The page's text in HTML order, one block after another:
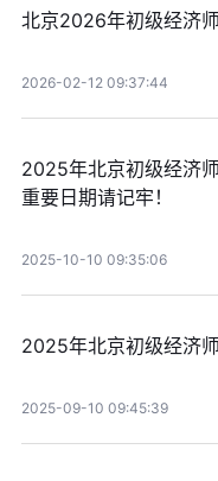
北京2026年初级经济
2026-02-12 09:37:44
2025年北京初级经济
重要日期请记牢！
2025-10-10 09:35:06
2025年北京初级经济
2025-09-10 09:45:39